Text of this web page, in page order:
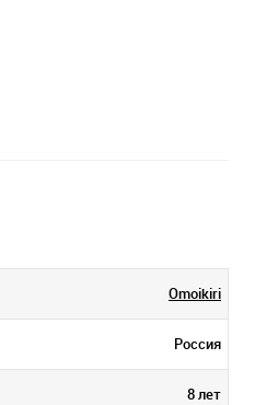
Omoikiri
Россия
8 лет